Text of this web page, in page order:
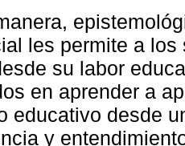
les permite a
su labor
en aprender a
educativo desde
y